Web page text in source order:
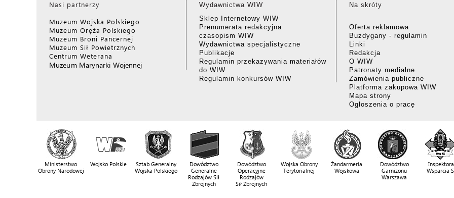
Nasi partnerzy
Muzeum Wojska Polskiego
Muzeum Oręża Polskiego
Muzeum Broni Pancernej
Muzeum Sił Powietrznych
Centrum Weterana
Muzeum Marynarki Wojennej
Wydawnictwa WIW
Sklep Internetowy WIW
Prenumerata redakcyjna
czasopism WIW
Wydawnictwa specjalistyczne
Publikacje
Regulamin przekazywania materiałów
do WIW
Regulamin konkursów WIW
Na skróty
Oferta reklamowa
Buzdygany - regulamin
Linki
Redakcja
O WIW
Patronaty medialne
Zamówienia publiczne
Platforma zakupowa WIW
Mapa strony
Ogłoszenia o pracę
Ministerstwo
Obrony Narodowej
Wojsko Polskie
Sztab Generalny
Wojska Polskiego
Dowództwo
Generalne
Rodzajów Sił
Zbrojnych
Dowództwo
Operacyjne
Rodzajów
Sił Zbrojnych
Wojska Obrony
Terytorialnej
Żandarmeria
Wojskowa
Dowództwo
Garnizonu
Warszawa
Wsparcia